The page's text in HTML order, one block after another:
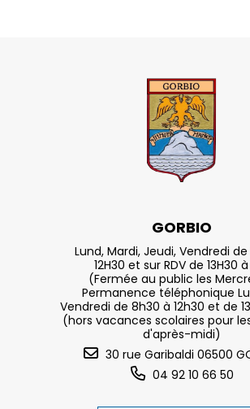
GORBIO
Lund, Mardi, Jeudi, Vendredi
12H30 et sur RDV de 13H30 à
(Fermée au public les
Permanence téléphonique
Vendredi de 8h30 à 12h30 et de
(hors vacances scolaires pour
d'après-midi)
30 rue Garibaldi 06500
04 92 10 66 50